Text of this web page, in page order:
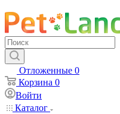
Отложенные 0
Корзина 0
Войти
Каталог